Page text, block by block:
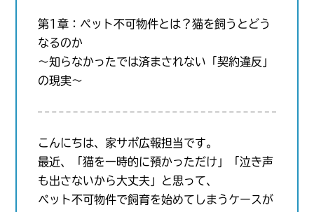
第1章：ペット不可物件とは？猫を飼うとどう
なるのか
〜知らなかったでは済まされない「契約違反」
の現実〜
こんにちは、家サポ広報担当です。
最近、「猫を一時的に預かっただけ」「泣き声
も出さないから大丈夫」と思って、
ペット不可物件で飼育を始めてしまうケースが